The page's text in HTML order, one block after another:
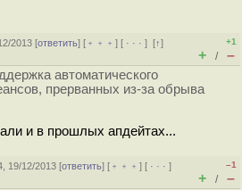
2013 [ответить] [ ﹢﹢﹢] [ · · ·][↑]
+1
+ / –
автоматического
прерванных из-за обрыва
и в прошлых апдейтах...
19/12/2013 [ответить] [ ﹢﹢﹢] [ · · ·]
–1
+ / –